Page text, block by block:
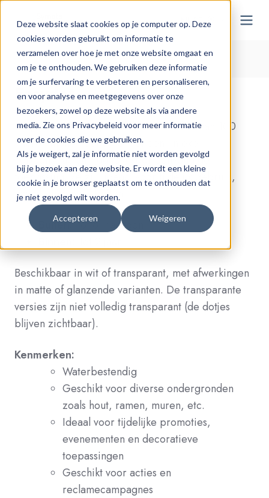
Deze website slaat cookies op je computer op. Deze
cookies worden gebruikt om informatie te
verzamelen over hoe je met onze website omgaat en
om je te onthouden. We gebruiken deze informatie
om je surfervaring te verbeteren en personaliseren,
en voor analyse en meetgegevens over onze
bezoekers, zowel op deze website als via andere
media. Zie ons Privacybeleid voor meer informatie
over de cookies die we gebruiken.
Als je weigert, zal je informatie niet worden gevolgd
bij je bezoek aan deze website. Er wordt een kleine
cookie in je browser geplaatst om te onthouden dat
je niet gevolgd wilt worden.
Accepteren Weigeren
NL-BE
Home > Onze oplossingen >POS
Easydot
Easydot-stickers zijn zelfklevende folies van 100
micron monomeer PVC met een unieke
noppenstructuur (dotjes) voor eenvoudige
toepassing. Ze zijn ideaal voor tijdelijk gebruik,
zowel binnen als buiten:
Buiten:Tot 6 maanden
Beschikbaar in wit of transparant, met afwerkingen
in matte of glanzende varianten. De transparante
versies zijn niet volledig transparant (de dotjes
blijven zichtbaar).
Kenmerken:
Waterbestendig
Geschikt voor diverse ondergronden
zoals hout, ramen, muren, etc.
Ideaal voor tijdelijke promoties,
evenementen en decoratieve
toepassingen
Geschikt voor acties en
reclamecampagnes